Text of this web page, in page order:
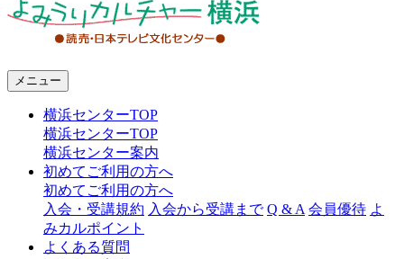
ャ
メニュー
横浜センターTOP
横浜センターTOP
横浜センター案内
初めてご利用の方へ
初めてご利用の方へ
入会・受講規約 入会から受講まで Q & A 会員優待 よ
みカルポイント
よくある質問